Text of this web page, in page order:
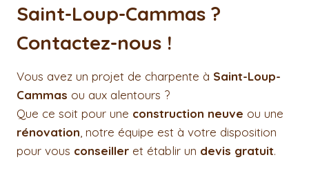
Saint-Loup-Cammas ?
Contactez-nous !
Vous avez un projet de charpente à Saint-Loup-
Cammas ou aux alentours ?
Que ce soit pour une construction neuve ou une
rénovation , notre équipe est à votre disposition
pour vous conseiller et établir un devis gratuit.